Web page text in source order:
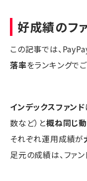
好成績のフ
この記事では、
落率をランキングで
インデックスファンド
数など）と概ね同じ
それぞれ運用成績が
足元の成績は、ファ